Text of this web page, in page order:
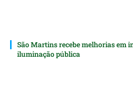
São Martins recebe melhorias em
iluminação pública